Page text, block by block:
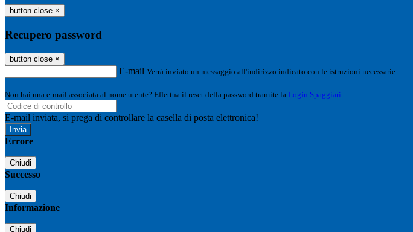
button close ×
Recupero password
button close ×
E-mail Verrà inviato un messaggio all'indirizzo indicato con le istruzioni necessarie.
Non hai una e-mail associata al nome utente? Effettua il reset della password tramite la Login Spaggiari
E-mail inviata, si prega di controllare la casella di posta elettronica!
Errore
Chiudi
Successo
Chiudi
Informazione
Chiudi